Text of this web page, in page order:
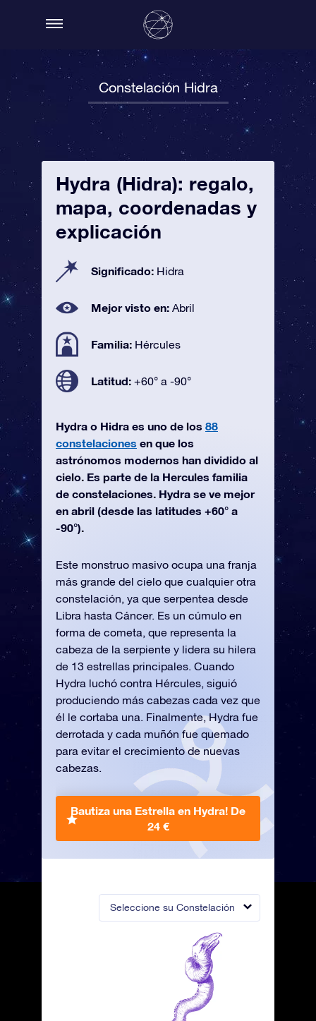
Constelación Hidra
Seleccione su Constelación
Hydra (Hidra): regalo,
mapa, coordenadas y
explicación
Significado: Hidra
Mejor visto en: Abril
Familia: Hércules
Latitud: +60° a -90°
Hydra o Hidra es uno de los 88
constelaciones en que los
astrónomos modernos han dividido al
cielo. Es parte de la Hercules familia
de constelaciones. Hydra se ve mejor
en abril (desde las latitudes +60° a
-90°).
Este monstruo masivo ocupa una franja
más grande del cielo que cualquier otra
constelación, ya que serpentea desde
Libra hasta Cáncer. Es un cúmulo en
forma de cometa, que representa la
cabeza de la serpiente y lidera su hilera
de 13 estrellas principales. Cuando
Hydra luchó contra Hércules, siguió
produciendo más cabezas cada vez que
él le cortaba una. Finalmente, Hydra fue
derrotada y cada muñón fue quemado
para evitar el crecimiento de nuevas
cabezas.
Bautiza una Estrella en Hydra! De
24 €